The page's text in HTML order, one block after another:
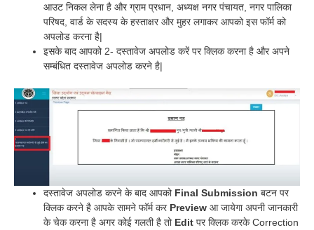
आउट निकल लेना है और ग्राम प्रधान, अध्यक्ष नगर पंचायत, नगर पालिका
परिषद, वार्ड के सदस्य के हस्ताक्षर और मुहर लगाकर आपको इस फॉर्म को
अपलोड करना है|
इसके बाद आपको 2- दस्तावेज अपलोड करें पर क्लिक करना है और अपने
सम्बंधित दस्तावेज अपलोड करने है|
दस्तावेज अपलोड करने के बाद आपको Final Submission बटन पर
क्लिक करने है आपके सामने फॉर्म कर Preview आ जायेगा अपनी जानकारी
के चेक करना है अगर कोई गलती है तो Edit पर क्लिक करके Correction